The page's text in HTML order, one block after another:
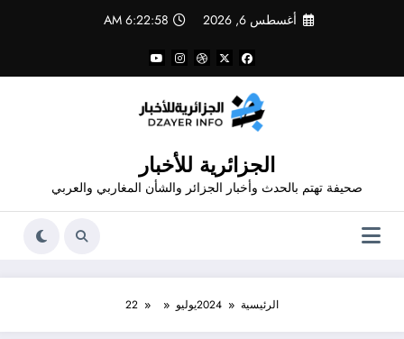
أغسطس 6, 2026 6:22:58 AM
الجزائرية للأخبار
صحيفة تهتم بالحدث وأخبار الجزائر والشأن المغاربي والعربي
الرئيسية 2024يوليو 22